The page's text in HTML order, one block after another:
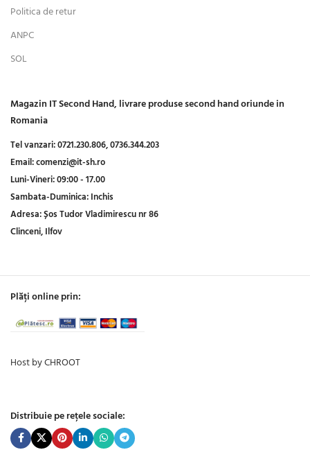
Politica de retur
ANPC
SOL
Magazin IT Second Hand, livrare produse second hand oriunde in
Romania
Tel vanzari:0721.230.806,0736.344.203
Email:comenzi@it-sh.ro
Luni-Vineri:09:00 - 17.00
Sambata-Duminica:Inchis
Adresa:Șos Tudor Vladimirescu nr 86
Clinceni, Ilfov
Plăți online prin:
Host by CHROOT
Distribuie pe rețele sociale: